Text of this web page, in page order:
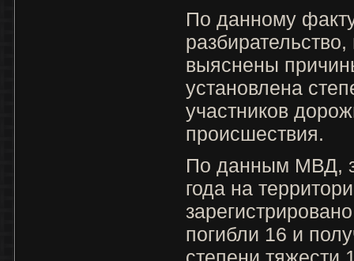
По данному
разбирательство,
выяснены
установлена
участников
происшествия.
По данным МВД,
года на
погибли 16 и